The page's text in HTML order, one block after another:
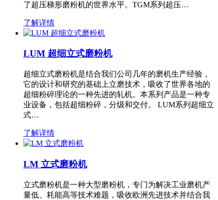
了超压梯形磨粉机的世界水平。TGM系列超压…
了解详情
LUM 超细立式磨粉机
超细立式磨粉机是结合我们公司几年的磨机生产经验，
它的设计和研究的基础上立磨技术，吸收了世界各地的
超细粉碎理论的一种先进的轧机。本系列产品是一种专
业设备，包括超细粉碎，分级和交付。 LUM系列超细立
式…
了解详情
LM 立式磨粉机
立式磨粉机是一种大型磨粉机，专门为解决工业磨机产
量低、耗能高等技术难题，吸收欧洲先进技术并结合我